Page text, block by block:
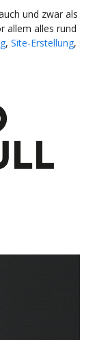
und zwar als
allem alles rund
, Site-Erstellung,